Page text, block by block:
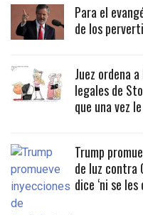
Para el
de los
Juez ordena
legales de
que una vez
Trump
de luz contra
dice ‘ni se